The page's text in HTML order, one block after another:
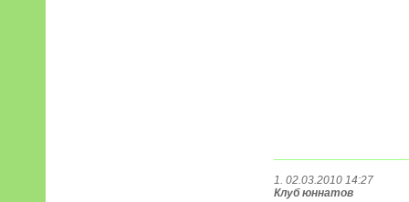
1. 02.03.2010 14:27
Клуб юннатов